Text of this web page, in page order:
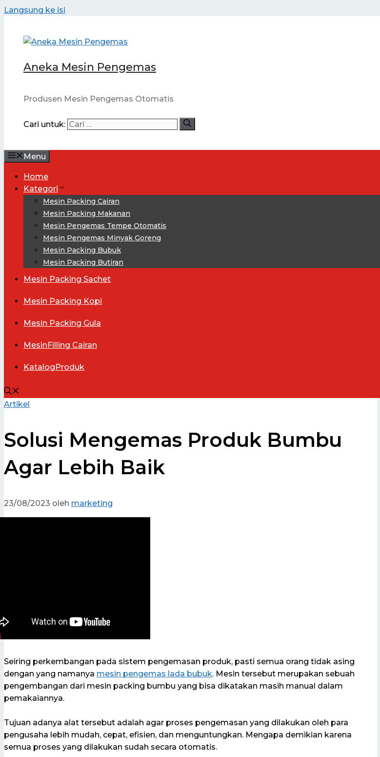
Langsung ke isi
Aneka Mesin Pengemas
Produsen Mesin Pengemas Otomatis
Cari untuk:
Menu
Home
Kategori
Mesin Packing Cairan
Mesin Packing Makanan
Mesin Pengemas Tempe Otomatis
Mesin Pengemas Minyak Goreng
Mesin Packing Bubuk
Mesin Packing Butiran
Mesin Packing Sachet
Mesin Packing Kopi
Mesin Packing Gula
MesinFilling Cairan
KatalogProduk
Artikel
Solusi Mengemas Produk Bumbu
Agar Lebih Baik
23/08/2023 oleh marketing
Seiring perkembangan pada sistem pengemasan produk, pasti semua orang tidak asing
dengan yang namanya mesin pengemas lada bubuk. Mesin tersebut merupakan sebuah
pengembangan dari mesin packing bumbu yang bisa dikatakan masih manual dalam
pemakaiannya.
Tujuan adanya alat tersebut adalah agar proses pengemasan yang dilakukan oleh para
pengusaha lebih mudah, cepat, efisien, dan menguntungkan. Mengapa demikian karena
semua proses yang dilakukan sudah secara otomatis.